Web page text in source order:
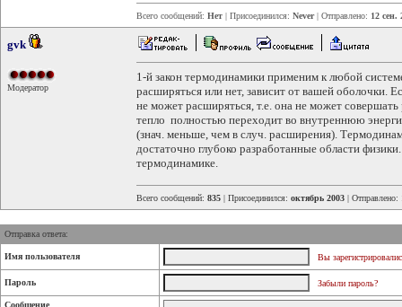
Всего сообщений: Нет | Присоединился: Never| Отправлено: 12 сен.
gvk
Модератор
1-й закон термодинамики применим к любой
расширяться или нет, зависит от вашей оболочки.
не может расширяться, т.е. она не может
тепло полностью переходит во внутреннюю
(знач. меньше, чем в случ. расширения).
достаточно глубоко разработанные области
термодинамике.
Всего сообщений: 835 | Присоединился: октябрь 2003 | Отправлено:
Отправка ответа:
Имя пользователя Вы
Пароль Забыли пароль?
Сообщение